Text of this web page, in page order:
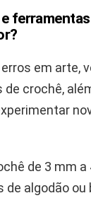
em arte,
crochê,
de 3 mm a
de algodão ou